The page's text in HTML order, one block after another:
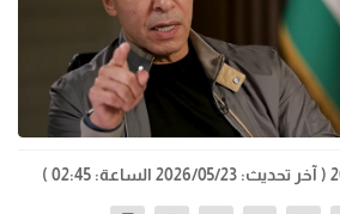
( آخر تحديث: 2026/05/23 الساعة: 02:45 )